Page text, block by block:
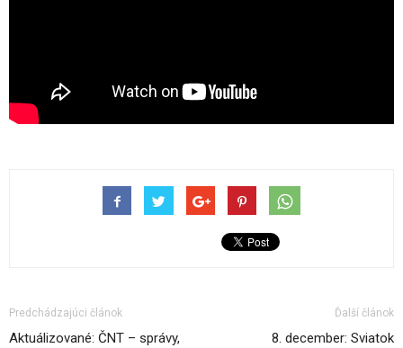
Predchádzajúci článok
Aktuálizované: ČNT – správy,
Ďalší článok
8. december: Sviatok